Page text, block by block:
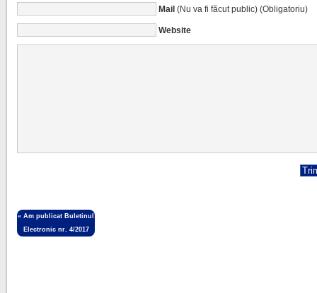
Mail(Nu va fi făcut public) (Obligatoriu)
Website
«Am publicat Buletinul
Electronic nr. 4/2017